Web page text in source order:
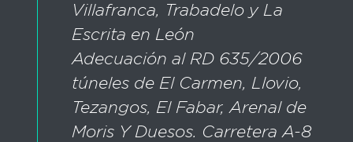
Villafranca, Trabadelo y La
Escrita en León
Adecuación al RD 635/2006
túneles de El Carmen, Llovio,
Tezangos, El Fabar, Arenal de
Moris Y Duesos. Carretera A-8